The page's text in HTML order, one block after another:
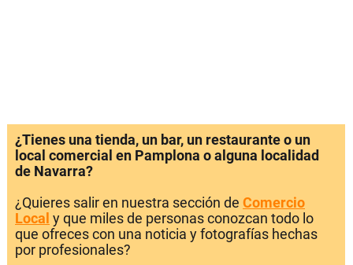
¿Tienes una tienda, un bar, un restaurante o un
local comercial en Pamplona o alguna localidad
de Navarra?
¿Quieres salir en nuestra sección de Comercio
Local y que miles de personas conozcan todo lo
que ofreces con una noticia y fotografías hechas
por profesionales?